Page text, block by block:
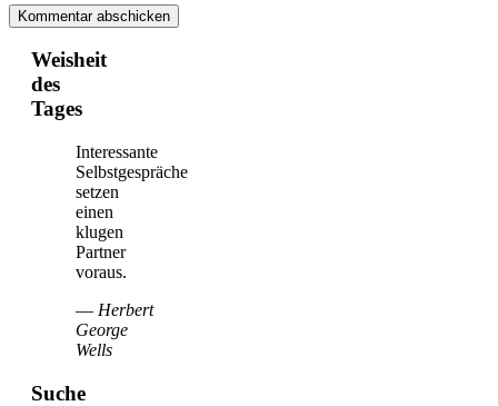
Weisheit
des
Tages
Interessante
Selbstgespräche
setzen
einen
klugen
Partner
voraus.
— Herbert
George
Wells
Suche